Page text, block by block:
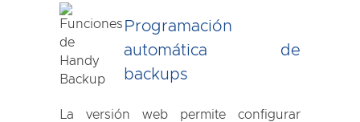
Programación
automática de
backups
La versión web permite configurar